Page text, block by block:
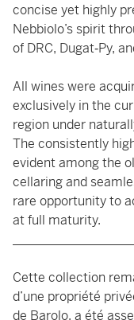
concise yet highly
Nebbiolo’s spirit
of DRC, Dugat‑Py,
All wines were
exclusively in the
region under
The consistently
evident among the
cellaring and
rare opportunity to
at full maturity.
Cette collection
d’une propriété
de Barolo, a été